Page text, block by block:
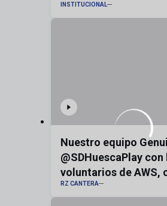
INSTITUCIONAL
Nuestro equipo
@SDHuescaPlay con
voluntarios de AWS,
bandera de Aragón
RZ CANTERA